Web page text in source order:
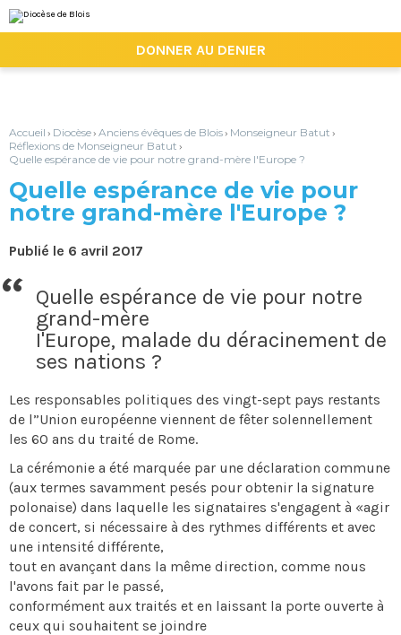
au
contenu.
la
personnels
DONNER AU DENIER
Accueil › Diocèse› Anciens évêques de Blois› Monseigneur Batut ›
Réflexions de Monseigneur Batut ›
Quelle espérance de vie pour notre grand-mère l'Europe ?
Quelle espérance de vie pour
notre grand-mère l'Europe ?
Publié le 6 avril 2017
Quelle espérance de vie pour notre
grand-mère
I'Europe, malade du déracinement de
ses nations ?
Les responsables politiques des vingt-sept pays restants
de l”Union européenne viennent de fêter solennellement
les 60 ans du traité de Rome.
La cérémonie a été marquée par une déclaration commune
(aux termes savamment pesés pour obtenir la signature
polonaise) dans laquelle les signataires s'engagent à «agir
de concert, si nécessaire à des rythmes différents et avec
une intensité différente,
tout en avançant dans la même direction, comme nous
l'avons fait par le passé,
conformément aux traités et en laissant la porte ouverte à
ceux qui souhaitent se joindre